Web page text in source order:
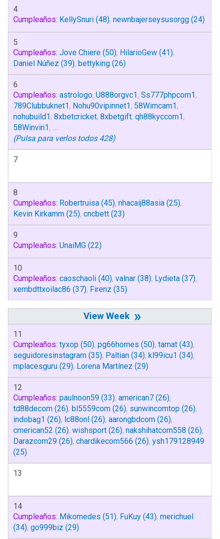
4
Cumpleaños: KellySnuri (48), newnbajerseysusorgg (24)
5
Cumpleaños: Jove Chiere (50), HilarioGew (41),
Daniel Núñez (39), bettyking (26)
6
Cumpleaños: astrologo, U888orgvc1, Ss777phpcom1,
789Clubbuknet1, Nohu90vipinnet1, 58Wimcam1,
nohubuild1, 8xbetcricket, 8xbetgift, qh88kyccom1,
58Winvin1, ...
(Pulsa para verlos todos 428)
7
8
Cumpleaños: Robertruisa (45), nhacaij88asia (25),
Kevin Kirkamm (25), cncbett (23)
9
Cumpleaños: UnaiMG (22)
10
Cumpleaños: caoschaoli (40), valnar (38), Lydieta (37),
xembdttxoilac86 (37), Firenz (35)
»
11
Cumpleaños: tyxop (50), pg66homes (50), tamat (43),
seguidoresinstagram (35), Paltian (34), kl99icu1 (34),
mplacesguru (29), Lorena Martínez (29)
12
Cumpleaños: paulnoon59 (33), american7 (26),
td88decom (26), bl5559com (26), sunwincomtop (26),
indobag1 (26), lc88onl (26), aarongbdcom (26),
cmerican52 (26), wishsport (26), nakshihatcom558 (26),
Darazcom29 (26), chardikecom566 (26), ysh179128949
(25)
13
14
Cumpleaños: Mikomedes (51), FuKuy (43), merichuel
(34), go999biz (29)